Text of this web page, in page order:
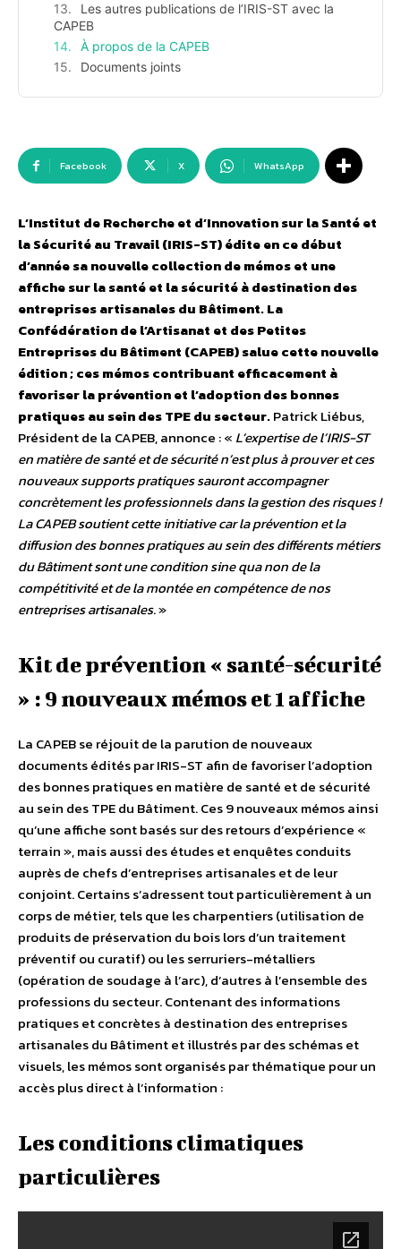
Les autres publications de l’IRIS-ST avec la
CAPEB
À propos de la CAPEB
Documents joints
Facebook X WhatsApp
L’Institut de Recherche et d’Innovation sur la Santé et
la Sécurité au Travail (IRIS-ST) édite en ce début
d’année sa nouvelle collection de mémos et une
affiche sur la santé et la sécurité à destination des
entreprises artisanales du Bâtiment. La
Confédération de l’Artisanat et des Petites
Entreprises du Bâtiment (CAPEB) salue cette nouvelle
édition ; ces mémos contribuant efficacement à
favoriser la prévention et l’adoption des bonnes
pratiques au sein des TPE du secteur.Patrick Liébus,
Président de la CAPEB, annonce : « L’expertise de l’IRIS-ST
en matière de santé et de sécurité n’est plus à prouver et ces
nouveaux supports pratiques sauront accompagner
concrètement les professionnels dans la gestion des risques !
La CAPEB soutient cette initiative car la prévention et la
diffusion des bonnes pratiques au sein des différents métiers
du Bâtiment sont une condition sine qua non de la
compétitivité et de la montée en compétence de nos
entreprises artisanales. »
Kit de prévention « santé-sécurité
» : 9 nouveaux mémos et 1 affiche
La CAPEB se réjouit de la parution de nouveaux
documents édités par IRIS-ST afin de favoriser l’adoption
des bonnes pratiques en matière de santé et de sécurité
au sein des TPE du Bâtiment. Ces 9 nouveaux mémos ainsi
qu’une affiche sont basés sur des retours d’expérience «
terrain », mais aussi des études et enquêtes conduits
auprès de chefs d’entreprises artisanales et de leur
conjoint. Certains s’adressent tout particulièrement à un
corps de métier, tels que les charpentiers (utilisation de
produits de préservation du bois lors d’un traitement
préventif ou curatif) ou les serruriers-métalliers
(opération de soudage à l’arc), d’autres à l’ensemble des
professions du secteur. Contenant des informations
pratiques et concrètes à destination des entreprises
artisanales du Bâtiment et illustrés par des schémas et
visuels, les mémos sont organisés par thématique pour un
accès plus direct à l’information :
Les conditions climatiques
particulières